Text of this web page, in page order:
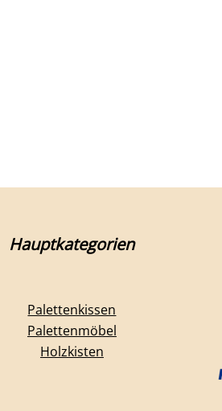
Hauptkategorien
Palettenkissen
Palettenmöbel
Holzkisten